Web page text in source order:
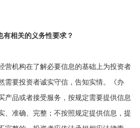
有相关的义务性要求？
营机构在了解必要信息的基础上为投资者
需要投资者诚实守信，告知实情。《办
产品或者接受服务，按规定需要提供信息
、准确、完整；不按照规定提供信息，提